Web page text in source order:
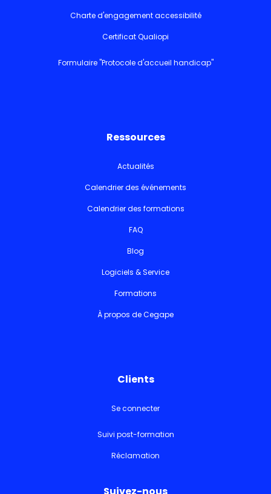
Charte d'engagement accessibilité
Certificat Qualiopi
Formulaire "Protocole d'accueil handicap"
Ressources
Actualités
Calendrier des événements
Calendrier des formations
FAQ
Blog
Logiciels & Service
Formations
À propos de Cegape
Clients
Se connecter
Suivi post-formation
Réclamation
Suivez-nous